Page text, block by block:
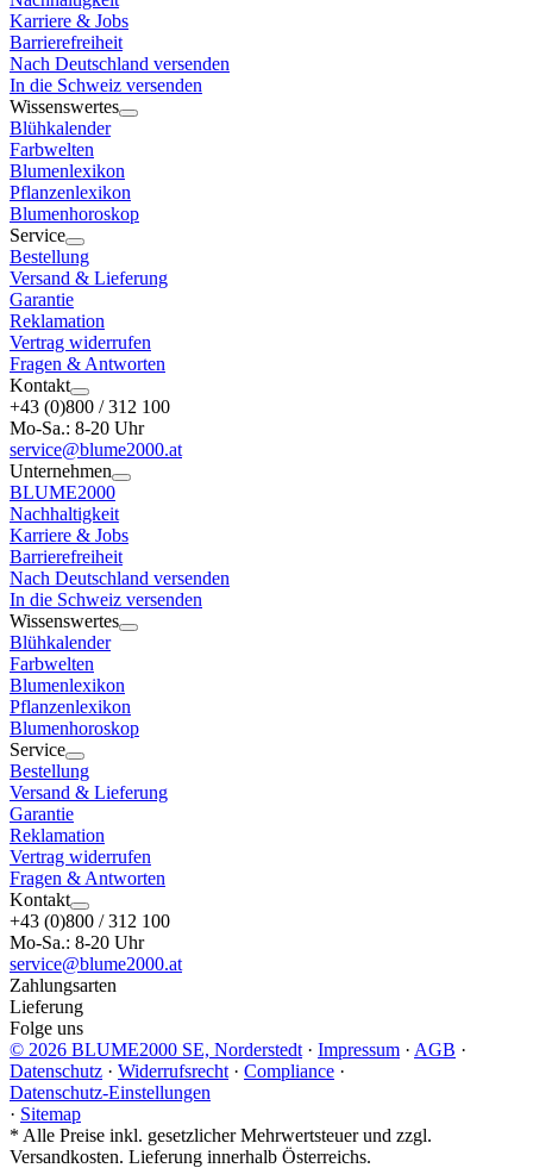
Karriere & Jobs
Barrierefreiheit
Nach Deutschland versenden
In die Schweiz versenden
Wissenswertes
Blühkalender
Farbwelten
Blumenlexikon
Pflanzenlexikon
Blumenhoroskop
Service
Bestellung
Versand & Lieferung
Garantie
Reklamation
Vertrag widerrufen
Fragen & Antworten
Kontakt
+43 (0)800 / 312 100
Mo-Sa.: 8-20 Uhr
service@blume2000.at
Unternehmen
BLUME2000
Nachhaltigkeit
Karriere & Jobs
Barrierefreiheit
Nach Deutschland versenden
In die Schweiz versenden
Wissenswertes
Blühkalender
Farbwelten
Blumenlexikon
Pflanzenlexikon
Blumenhoroskop
Service
Bestellung
Versand & Lieferung
Garantie
Reklamation
Vertrag widerrufen
Fragen & Antworten
Kontakt
+43 (0)800 / 312 100
Mo-Sa.: 8-20 Uhr
service@blume2000.at
Zahlungsarten
Lieferung
Folge uns
© 2026 BLUME2000 SE, Norderstedt · Impressum · AGB ·
Datenschutz · Widerrufsrecht · Compliance ·
Datenschutz-Einstellungen
· Sitemap
* Alle Preise inkl. gesetzlicher Mehrwertsteuer und zzgl.
Versandkosten. Lieferung innerhalb Österreichs.